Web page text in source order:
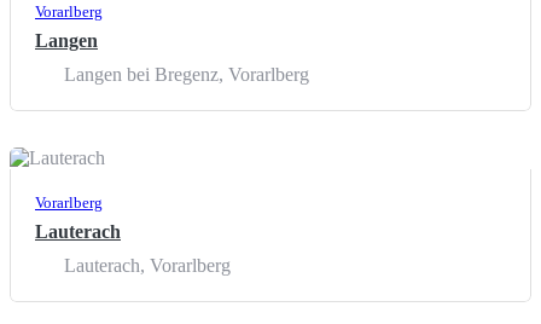
Vorarlberg
Langen
Langen bei Bregenz, Vorarlberg
Vorarlberg
Lauterach
Lauterach, Vorarlberg